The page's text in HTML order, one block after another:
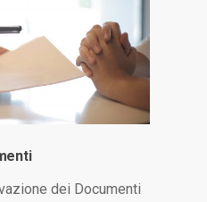
dei Documenti